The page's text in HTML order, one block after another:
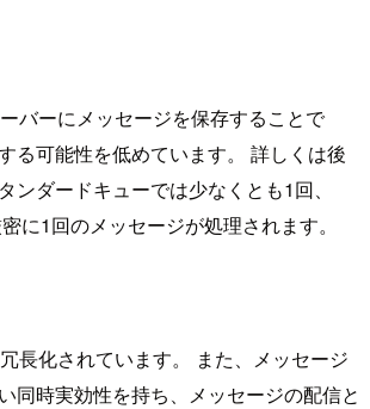
バーにメッセージを保存することで
る可能性を低めています。 詳しくは後
ンダードキューでは少なくとも1回、
に1回のメッセージが処理されます。
長化されています。 また、メッセージ
同時実効性を持ち、メッセージの配信と